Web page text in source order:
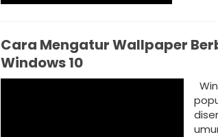
Cara Mengatur Wallpaper
Windows 10